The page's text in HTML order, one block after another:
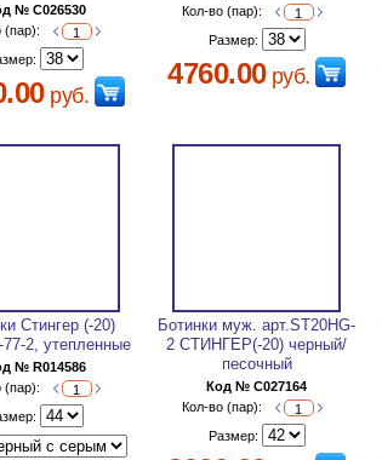
№ C026530
(пар):
руб.
Кол-во (пар):
Размер:
4760.00руб.
Стингер (-20)
77-2, утепленные
№ R014586
(пар):
Ботинки муж. арт.ST20HG-
2 СТИНГЕР(-20) черный/
песочный
Код № C027164
Кол-во (пар):
Размер: